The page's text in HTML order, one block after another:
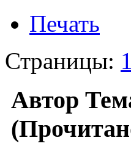
Печать
Страницы: 1
Автор